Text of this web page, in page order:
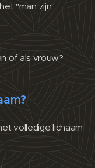
"man zijn"
of als vrouw?
volledige lichaam